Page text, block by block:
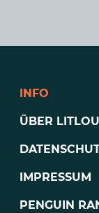
INFO
ÜBER
IMPRESSUM
PENGUIN